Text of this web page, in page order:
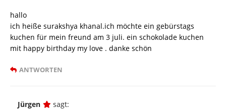
hallo
ich heiße surakshya khanal.ich möchte ein gebürstags
kuchen für mein freund am 3 juli. ein schokolade kuchen
mit happy birthday my love . danke schön
ANTWORTEN
Jürgen sagt: